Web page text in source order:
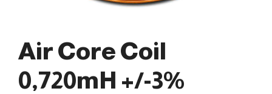
Air Core Coil
0,720mH +/-3%